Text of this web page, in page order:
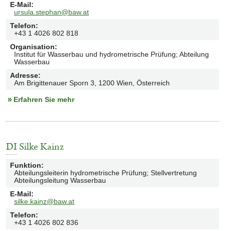
E-Mail:
ursula.stephan@baw.at
Telefon:
+43 1 4026 802 818
Organisation:
Institut für Wasserbau und hydrometrische Prüfung; Abteilung
Wasserbau
Adresse:
Am Brigittenauer Sporn 3, 1200 Wien, Österreich
Erfahren Sie mehr
DISilke Kainz
Funktion:
Abteilungsleiterin hydrometrische Prüfung; Stellvertretung
Abteilungsleitung Wasserbau
E-Mail:
silke.kainz@baw.at
Telefon:
+43 1 4026 802 836